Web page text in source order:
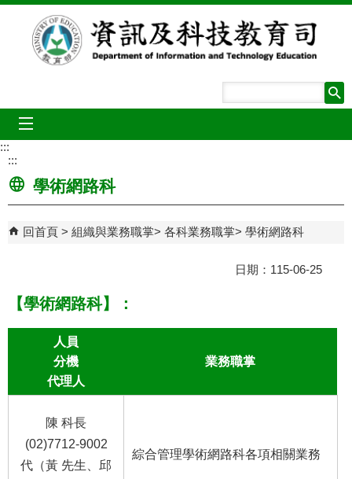
跳到主要內容區塊
:::
:::
學術網路科
回首頁 組織與業務職掌 各科業務職掌 學術網路科
日期：115-06-25
【學術網路科】：
人員
分機
代理人
業務職掌
陳 科長
(02)7712-9002
代（黃 先生、邱
綜合管理學術網路科各項相關業務